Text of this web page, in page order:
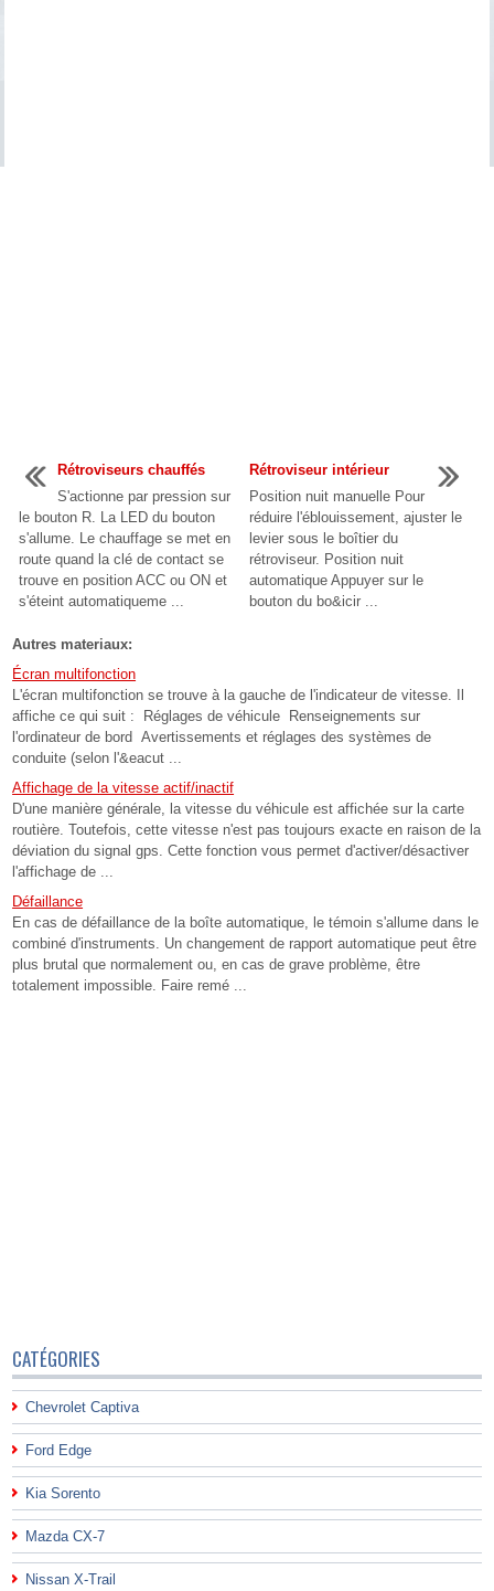
Rétroviseurs chauffés
S'actionne par pression sur
le bouton R. La LED du bouton
s'allume. Le chauffage se met en
route quand la clé de contact se
trouve en position ACC ou ON et
s'éteint automatiqueme ...
Rétroviseur intérieur
Position nuit manuelle Pour
réduire l'éblouissement, ajuster le
levier sous le boîtier du
rétroviseur. Position nuit
automatique Appuyer sur le
bouton du bo&icir ...
Autres materiaux:
Écran multifonction
L'écran multifonction se trouve à la gauche de l'indicateur de vitesse. Il
affiche ce qui suit : Réglages de véhicule Renseignements sur
l'ordinateur de bord Avertissements et réglages des systèmes de
conduite (selon l'&eacut ...
Affichage de la vitesse actif/inactif
D'une manière générale, la vitesse du véhicule est affichée sur la carte
routière. Toutefois, cette vitesse n'est pas toujours exacte en raison de la
déviation du signal gps. Cette fonction vous permet d'activer/désactiver
l'affichage de ...
Défaillance
En cas de défaillance de la boîte automatique, le témoin s'allume dans le
combiné d'instruments. Un changement de rapport automatique peut être
plus brutal que normalement ou, en cas de grave problème, être
totalement impossible. Faire remé ...
CATÉGORIES
Chevrolet Captiva
Ford Edge
Kia Sorento
Mazda CX-7
Nissan X-Trail